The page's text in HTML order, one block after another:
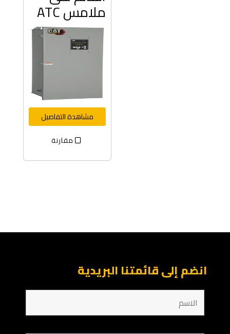
ملامس ATC
مشاهدة التفاصيل
مقارنة
انضم إلى قائمتنا البريدية